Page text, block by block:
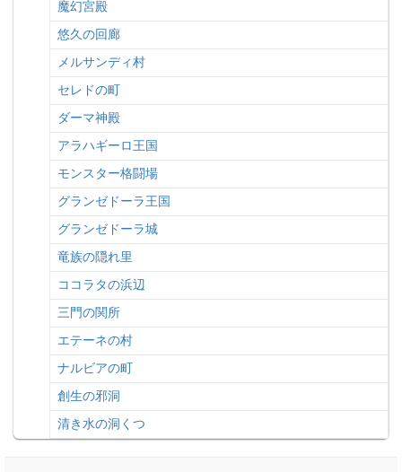
魔幻宮殿
悠久の回廊
メルサンディ村
セレドの町
ダーマ神殿
アラハギーロ王国
モンスター格闘場
グランゼドーラ王国
グランゼドーラ城
竜族の隠れ里
ココラタの浜辺
三門の関所
エテーネの村
ナルビアの町
創生の邪洞
清き水の洞くつ